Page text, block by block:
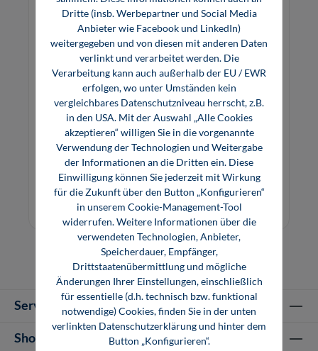
Preparative Low Pressure Liquid
Chromatography
This monograph closes a sorely felt gap between
preparative HPLC and production-scale
separations. Precisely in this broad area of
separation science there is a real need that is far
greater than generally assumed. Very many
laboratories require straightf
39,80 €*
Buch
36,80 €*
E-Book (PDF)
Service-Hotline
Shop Informationen
Dritte (insb. Werbepartner und Social Media
Anbieter wie Facebook und LinkedIn)
weitergegeben und von diesen mit anderen Daten
verlinkt und verarbeitet werden. Die
Verarbeitung kann auch außerhalb der EU / EWR
erfolgen, wo unter Umständen kein
vergleichbares Datenschutzniveau herrscht, z.B.
in den USA. Mit der Auswahl „Alle Cookies
akzeptieren“ willigen Sie in die vorgenannte
Verwendung der Technologien und Weitergabe
der Informationen an die Dritten ein. Diese
Einwilligung können Sie jederzeit mit Wirkung
für die Zukunft über den Button „Konfigurieren“
in unserem Cookie-Management-Tool
widerrufen. Weitere Informationen über die
verwendeten Technologien, Anbieter,
Speicherdauer, Empfänger,
Drittstaatenübermittlung und mögliche
Änderungen Ihrer Einstellungen, einschließlich
für essentielle (d.h. technisch bzw. funktional
notwendige) Cookies, finden Sie in der unten
verlinkten Datenschutzerklärung und hinter dem
Button „Konfigurieren“.